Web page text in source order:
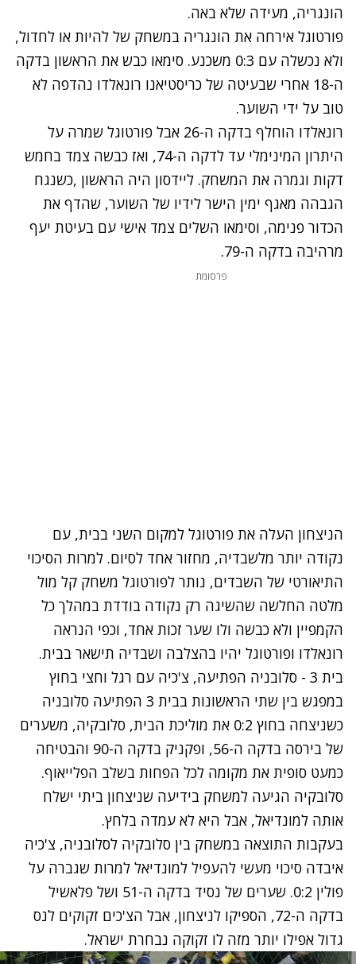
הונגריה, מעידה שלא באה.
פורטוגל אירחה את הונגריה במשחק של להיות או לחדול,
ולא נכשלה עם 0:3 משכנע. סימאו כבש את הראשון בדקה
ה-18 אחרי שבעיטה של כריסטיאנו רונאלדו נהדפה לא
טוב על ידי השוער.
רונאלדו הוחלף בדקה ה-26 אבל פורטוגל שמרה על
היתרון המינימלי עד לדקה ה-74, ואז כבשה צמד בחמש
דקות וגמרה את המשחק. ליידסון היה הראשון ,כשנגח
הגבהה מאגף ימין הישר לידיו של השוער, שהדף את
הכדור פנימה, וסימאו השלים צמד אישי עם בעיטת יעף
מרהיבה בדקה ה-79.
פרסומת
הניצחון העלה את פורטוגל למקום השני בבית, עם
נקודה יותר מלשבדיה, מחזור אחד לסיום. למרות הסיכוי
התיאורטי של השבדים, נותר לפורטוגל משחק קל מול
מלטה החלשה שהשיגה רק נקודה בודדת במהלך כל
הקמפיין ולא כבשה ולו שער זכות אחד, וכפי הנראה
רונאלדו ופורטוגל יהיו בהצלבה ושבדיה תישאר בבית.
בית 3 - סלובניה הפתיעה, צ'כיה עם רגל וחצי בחוץ
במפגש בין שתי הראשונות בבית 3 הפתיעה סלובניה
כשניצחה בחוץ 0:2 את מוליכת הבית, סלובקיה, משערים
של בירסה בדקה ה-56, ופקניק בדקה ה-90 והבטיחה
כמעט סופית את מקומה לכל הפחות בשלב הפלייאוף.
סלובקיה הגיעה למשחק בידיעה שניצחון ביתי ישלח
אותה למונדיאל, אבל היא לא עמדה בלחץ.
בעקבות התוצאה במשחק בין סלובקיה לסלובניה, צ'כיה
איבדה סיכוי מעשי להעפיל למונדיאל למרות שגברה על
פולין 0:2. שערים של נסיד בדקה ה-51 ושל פלאשיל
בדקה ה-72, הספיקו לניצחון, אבל הצ'כים זקוקים לנס
גדול אפילו יותר מזה לו זקוקה נבחרת ישראל.